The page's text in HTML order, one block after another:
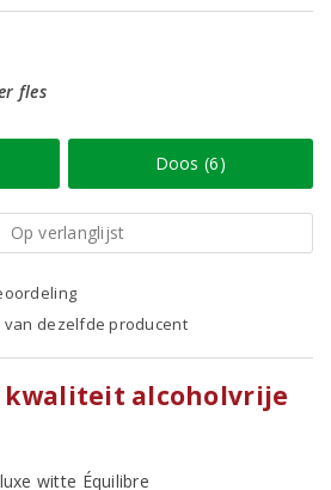
fles
Doos (6)
Op verlanglijst
dezelfde producent
kwaliteit alcoholvrije
witte Équilibre